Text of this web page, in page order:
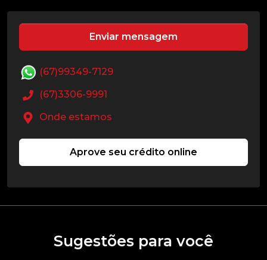
Enviar mensagem
(67)99349-7129
(67)3306-9991
Onde estamos
Aprove seu crédito online
Sugestões para você